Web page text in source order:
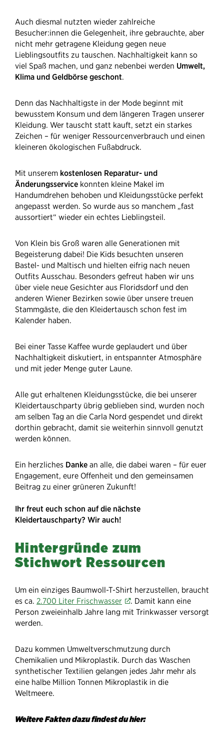
Auch diesmal nutzten wieder zahlreiche
Besucher:innen die Gelegenheit, ihre gebrauchte, aber
nicht mehr getragene Kleidung gegen neue
Lieblingsoutfits zu tauschen. Nachhaltigkeit kann so
viel Spaß machen, und ganz nebenbei werden Umwelt,
Klima und Geldbörse geschont.
Denn das Nachhaltigste in der Mode beginnt mit
bewusstem Konsum und dem längeren Tragen unserer
Kleidung. Wer tauscht statt kauft, setzt ein starkes
Zeichen – für weniger Ressourcenverbrauch und einen
kleineren ökologischen Fußabdruck.
Mit unserem kostenlosen Reparatur- und
Änderungsservice konnten kleine Makel im
Handumdrehen behoben und Kleidungsstücke perfekt
angepasst werden. So wurde aus so manchem „fast
aussortiert“ wieder ein echtes Lieblingsteil.
Von Klein bis Groß waren alle Generationen mit
Begeisterung dabei! Die Kids besuchten unseren
Bastel- und Maltisch und hielten eifrig nach neuen
Outfits Ausschau. Besonders gefreut haben wir uns
über viele neue Gesichter aus Floridsdorf und den
anderen Wiener Bezirken sowie über unsere treuen
Stammgäste, die den Kleidertausch schon fest im
Kalender haben.
Bei einer Tasse Kaffee wurde geplaudert und über
Nachhaltigkeit diskutiert, in entspannter Atmosphäre
und mit jeder Menge guter Laune.
Alle gut erhaltenen Kleidungsstücke, die bei unserer
Kleidertauschparty übrig geblieben sind, wurden noch
am selben Tag an die Carla Nord gespendet und direkt
dorthin gebracht, damit sie weiterhin sinnvoll genutzt
werden können.
Ein herzliches Danke an alle, die dabei waren – für euer
Engagement, eure Offenheit und den gemeinsamen
Beitrag zu einer grüneren Zukunft!
Ihr freut euch schon auf die nächste
Kleidertauschparty? Wir auch!
Hintergründe zum
Stichwort Ressourcen
Um ein einziges Baumwoll-T-Shirt herzustellen, braucht
es ca. 2.700 Liter Frischwasser
. Damit kann eine
Person zweieinhalb Jahre lang mit Trinkwasser versorgt
werden.
Dazu kommen Umweltverschmutzung durch
Chemikalien und Mikroplastik. Durch das Waschen
synthetischer Textilien gelangen jedes Jahr mehr als
eine halbe Million Tonnen Mikroplastik in die
Weltmeere.
Weitere Fakten dazu findest du hier: